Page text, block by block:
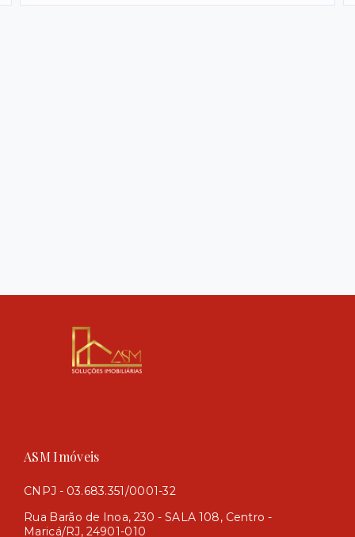
ASM Imóveis
CNPJ - 03.683.351/0001-32
Rua Barão de Inoa, 230 - SALA 108, Centro -
Maricá/RJ, 24901-010